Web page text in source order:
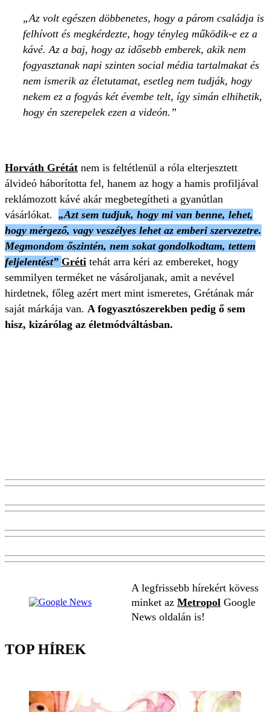
Az volt egészen döbbenetes, hogy a párom családja is
felhívott és megkérdezte, hogy tényleg működik-e ez a
kávé. Az a baj, hogy az idősebb emberek, akik nem
fogyasztanak napi szinten social média tartalmakat és
nem ismerik az életutamat, esetleg nem tudják, hogy
nekem ez a fogyás két évembe telt, így simán elhihetik,
hogy én szerepelek ezen a videón.
Horváth Grétát nem is feltétlenül a róla elterjesztett
álvideó háborította fel, hanem az hogy a hamis profiljával
reklámozott kávé akár megbetegítheti a gyanútlan
vásárlókat. „Azt sem tudjuk, hogy mi van benne, lehet,
hogy mérgező, vagy veszélyes lehet az emberi szervezetre.
Megmondom őszintén, nem sokat gondolkodtam, tettem
feljelentést” Gréti tehát arra kéri az embereket, hogy
semmilyen terméket ne vásároljanak, amit a nevével
hirdetnek, főleg azért mert mint ismeretes, Grétának már
saját márkája van. A fogyasztószerekben pedig ő sem
hisz, kizárólag az életmódváltásban.
A legfrissebb hírekért kövess
minket az Metropol Google
News oldalán is!
TOP HÍREK